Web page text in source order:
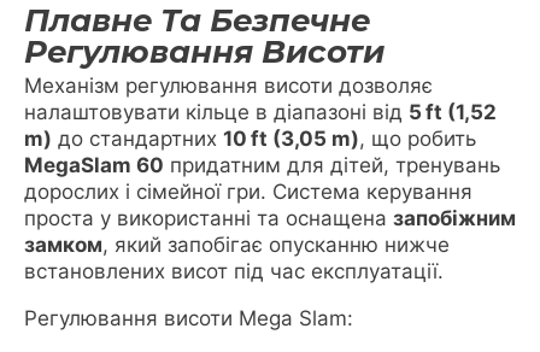
Плавне Та Безпечне
Регулювання Висоти
Механізм регулювання висоти дозволяє
налаштовувати кільце в діапазоні від 5 ft (1,52
m) до стандартних 10 ft (3,05 m), що робить
MegaSlam 60 придатним для дітей, тренувань
дорослих і сімейної гри. Система керування
проста у використанні та оснащена запобіжним
замком, який запобігає опусканню нижче
встановлених висот під час експлуатації.
Регулювання висоти Mega Slam: